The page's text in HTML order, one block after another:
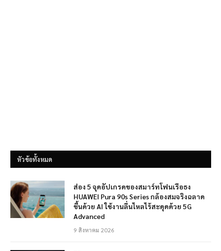
หัวข้อทั้งหมด
ส่อง 5 จุดอัปเกรดของสมาร์ทโฟนเรือธง
HUAWEI Pura 90s Series กล้องสมจริงฉลาด
ขึ้นด้วย AI ใช้งานลื่นไหลไร้สะดุดด้วย 5G
Advanced
9 สิงหาคม 2026